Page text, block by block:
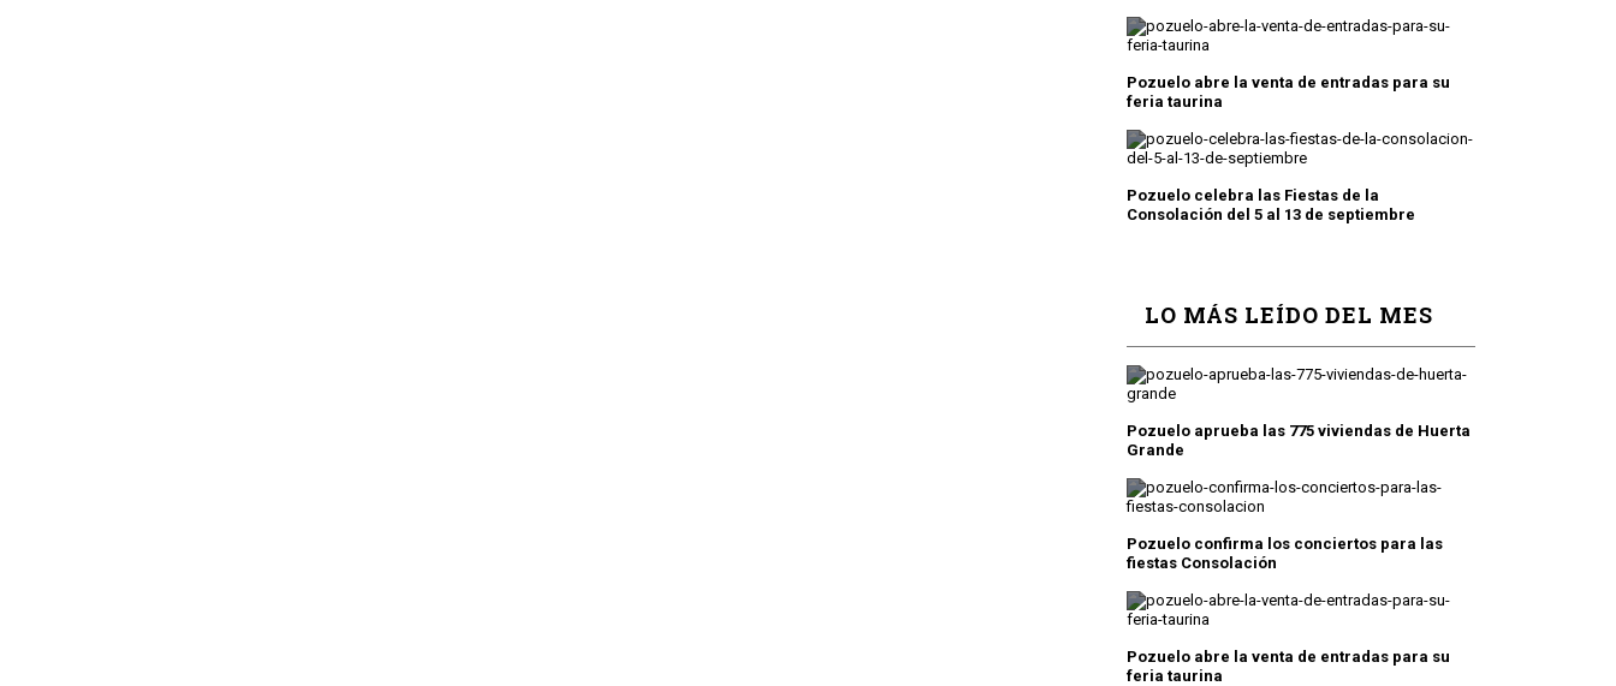
Pozuelo abre la venta de entradas para su
feria taurina
Pozuelo celebra las Fiestas de la
Consolación del 5 al 13 de septiembre
LO MÁS LEÍDO DEL MES
Pozuelo aprueba las 775 viviendas de Huerta
Grande
Pozuelo confirma los conciertos para las
fiestas Consolación
Pozuelo abre la venta de entradas para su
feria taurina